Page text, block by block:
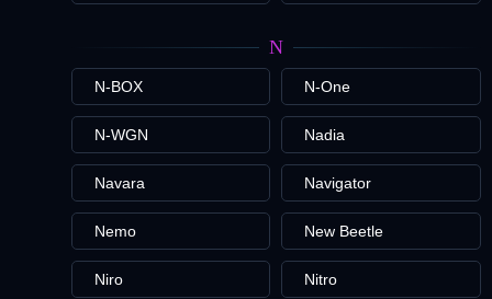
N
N-BOX N-One
N-WGN Nadia
Navara Navigator
Nemo New Beetle
Niro Nitro